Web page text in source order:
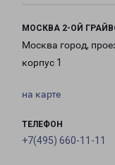
МОСКВА 2-ОЙ
Москва город,
корпус 1
на карте
ТЕЛЕФОН
+7(495) 660-11-11